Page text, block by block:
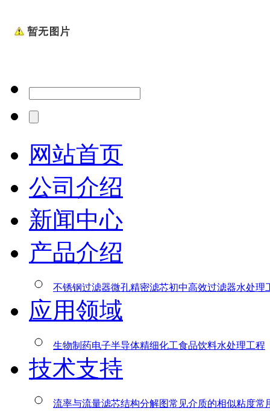
网站首页
公司介绍
新闻中心
产品介绍
不锈钢过滤器微孔精密滤芯初中高效过滤器水处理
应用领域
生物制药电子半导体精细化工食品饮料水处理工程
技术支持
流率与流量滤芯结构分解图常见介质的相似粘度常